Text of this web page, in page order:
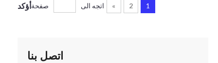
1
2
» اتجه الى صفحةأؤكد
اتصل بنا